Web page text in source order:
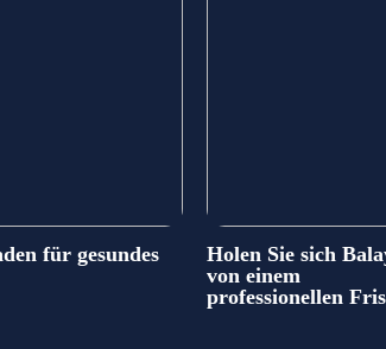
für gesundes
Holen Sie sich
von einem
professionellen